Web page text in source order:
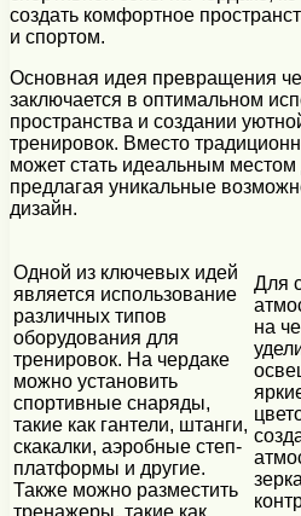
создать комфортное
и спортом.
Основная идея превращения
заключается в оптимальном
пространства и создании
тренировок. Вместо
может стать идеальным местом
предлагая уникальные
дизайн.
Одной из ключевых идей
является использование
различных типов
оборудования для
тренировок. На чердаке
можно установить
спортивные снаряды,
такие как гантели, штанги,
скакалки, аэробные степ-
платформы и другие.
Также можно разместить
тренажеры, такие как
Для
на